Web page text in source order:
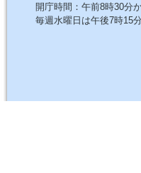
開庁時間：午前8時30分
毎週水曜日は午後7時15